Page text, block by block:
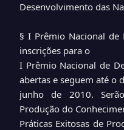
Desenvolvimento das
§ I Prêmio Nacional de
inscrições para o
I Prêmio Nacional de
abertas e seguem até o
junho de 2010.
Produção do
Práticas Exitosas de